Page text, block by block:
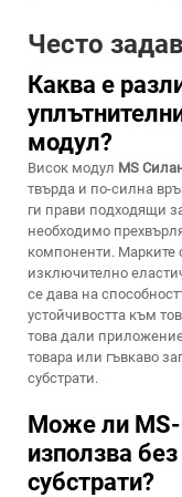
Често
Каква е
модул?
Висок модул MS
твърда и по-силна
ги прави подходящи
необходимо
компоненти. Марките
изключително
се дава на
устойчивостта към
това дали
товара или гъвкаво
субстрати.
Може ли MS-
използва
субстрати?